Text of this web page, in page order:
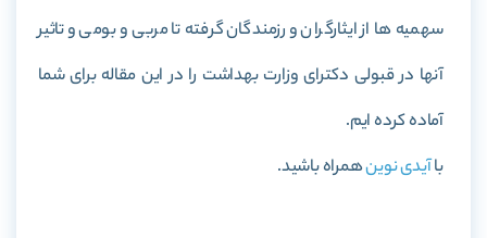
سهمیه ها از ایثارگران و رزمندگان گرفته تا مربی و بومی و تاثیر
آنها در قبولی دکترای وزارت بهداشت را در این مقاله برای شما
آماده کرده ایم.
باآیدی نوینهمراه باشید.